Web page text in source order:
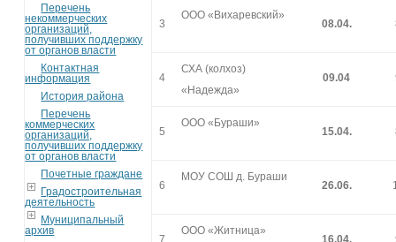
Перечень
некоммерческих
организаций,
получивших поддержку
от органов власти
Контактная
информация
История района
Перечень
коммерческих
организаций,
получивших поддержку
от органов власти
Почетные граждане
Градостроительная
деятельность
Муниципальный
архив
3
ООО «Вихаревский»
08.04.
4
СХА (колхоз)
«Надежда»
09.04
5
ООО «Бураши»
15.04.
6
МОУ СОШ д. Бураши
26.06.
ООО «Житница»